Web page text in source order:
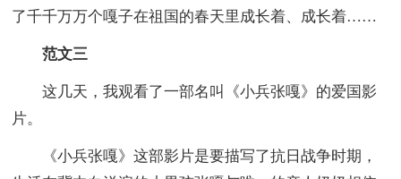
了千千万万个嘎子在祖国的春天里成长着、成长着……
范文三
这几天，我观看了一部名叫《小兵张嘎》的爱国影
片。
《小兵张嘎》这部影片是要描写了抗日战争时期，